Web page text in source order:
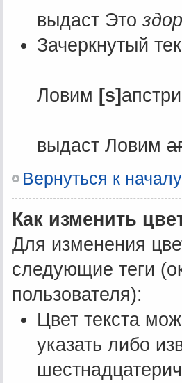
выдаст Это
Зачеркнутый
Ловим [s]
выдаст Ловим
Вернуться к началу
Как изменить
Для изменения
следующие теги
пользователя):
Цвет текста
указать либо